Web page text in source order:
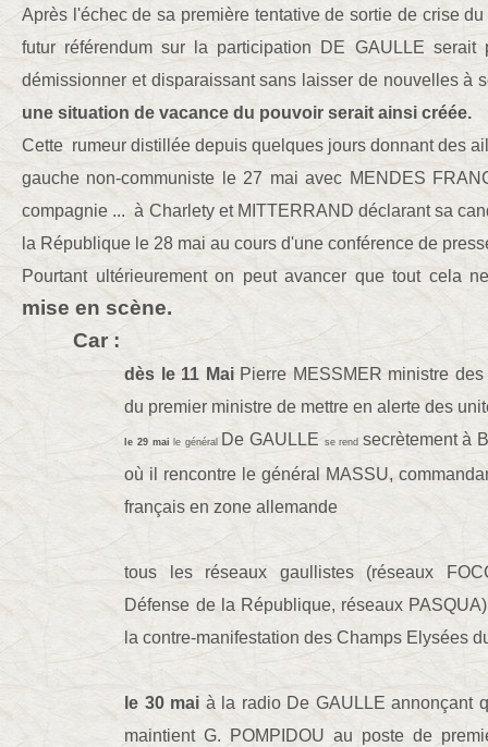
Après l'échec de sa première tentative de sortie de crise
futur référendum sur la participation DE GAULLE
démissionner et disparaissant sans laisser de nouvelles à
une situation de vacance du pouvoir serait ainsi créée.
Cette rumeur distillée depuis quelques jours donnant des
gauche non-communiste le 27 mai avec MENDES
compagnie ... à Charlety et MITTERRAND déclarant sa
la République le 28 mai au cours d'une conférence de
Pourtant ultérieurement on peut avancer que tout cela
mise en scène.
Car :
dès le 11 MaiPierre MESSMER ministre
du premier ministre de mettre en alerte des
le 29 mai le général De GAULLE se rend secrètement à
où il rencontre le général MASSU,
français en zone allemande
tous les réseaux gaullistes (réseaux
Défense de la République, réseaux
la contre-manifestation des Champs Elysées
le 30 mai à la radio De GAULLE annonçant
maintient G. POMPIDOU au poste de